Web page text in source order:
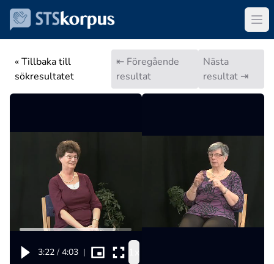
« Tillbaka till
sökresultatet
⇤ Föregående
resultat
Nästa
resultat ⇥
3:22 / 4:03 |